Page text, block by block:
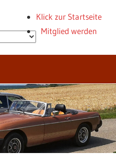
Klick zur Startseite
Mitglied werden